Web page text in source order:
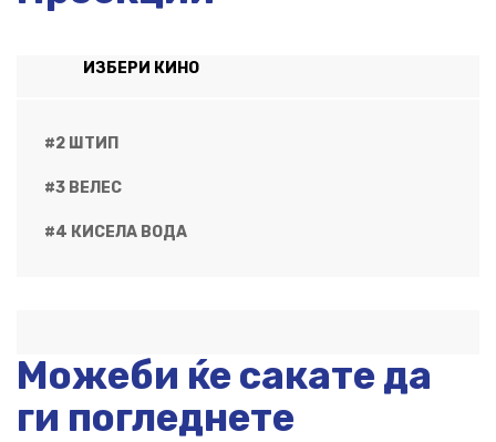
ИЗБЕРИ КИНО
#2 ШТИП
#3 ВЕЛЕС
#4 КИСЕЛА ВОДА
Можеби ќе сакате да
ги погледнете